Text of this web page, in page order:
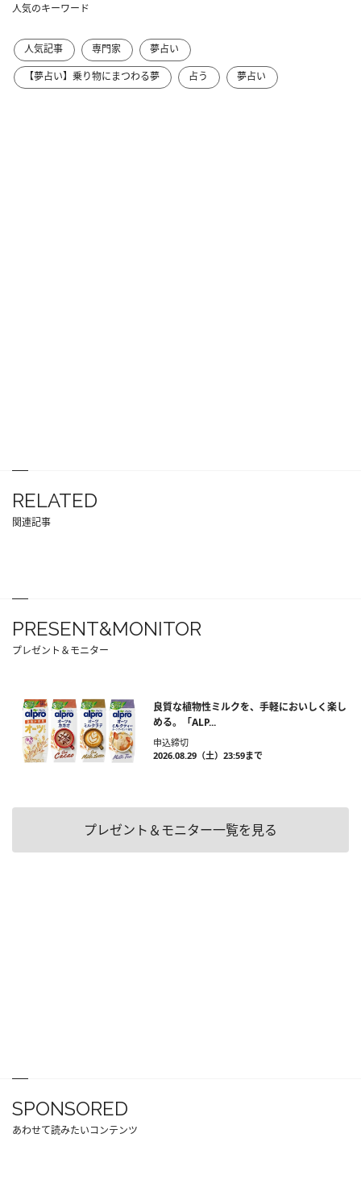
人気のキーワード
人気記事 専門家
夢占い
【夢占い】乗り物にまつわる夢
占う 夢占い
RELATED
関連記事
PRESENT&MONITOR
プレゼント＆モニター
良質な植物性ミルクを、手軽においしく楽し
める。「ALP...
申込締切
2026.08.29（土）23:59まで
プレゼント＆モニター一覧を見る
SPONSORED
あわせて読みたいコンテンツ